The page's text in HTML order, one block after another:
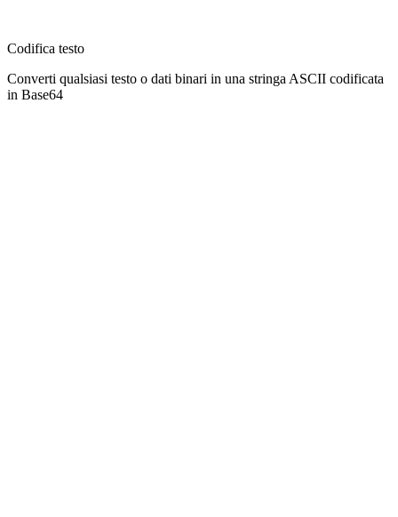
Codifica testo
Converti qualsiasi testo o dati binari in una stringa ASCII codificata
in Base64